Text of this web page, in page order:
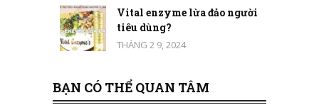
Vital enzyme lừa đảo người
tiêu dùng?
THÁNG 2 9, 2024
BẠN CÓ THỂ QUAN TÂM